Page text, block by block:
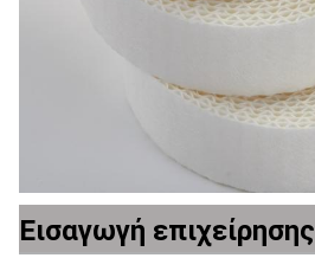
Εισαγωγή επιχείρησης